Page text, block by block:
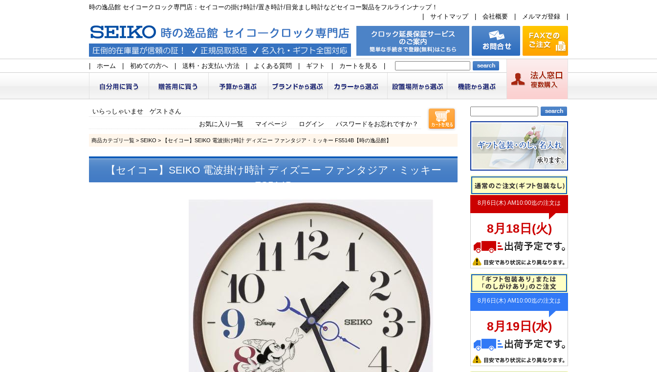
時の逸品館 セイコークロック専門店：セイコーの掛け時計/置き時計/目覚まし時計などセイコー製品をフルラインナップ！
サイトマップ| 会社概要 メルマガ登録
ホーム 初めての方へ 送料・お支払い方法 よくある質問 ギフト カートを見る
いらっしゃいませ ゲストさん
お気に入り一覧
マイページ ログイン パスワードをお忘れですか？
商品カテゴリ一覧 > SEIKO > 【セイコー】SEIKO 電波掛け時計 ディズニー ファンタジア・ミッキー FS514B【時の逸品館】
【セイコー】SEIKO 電波掛け時計 ディズニー ファンタジア・ミッキー
FS514B